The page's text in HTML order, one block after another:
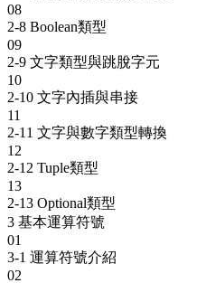
08
2-8 Boolean類型
09
2-9 文字類型與跳脫字元
10
2-10 文字內插與串接
11
2-11 文字與數字類型轉換
12
2-12 Tuple類型
13
2-13 Optional類型
3 基本運算符號
01
3-1 運算符號介紹
02